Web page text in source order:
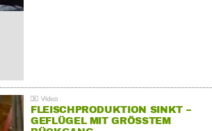
FLEISCHPRODUKTION SINKT –
GEFLÜGEL MIT GRÖSSTEM R